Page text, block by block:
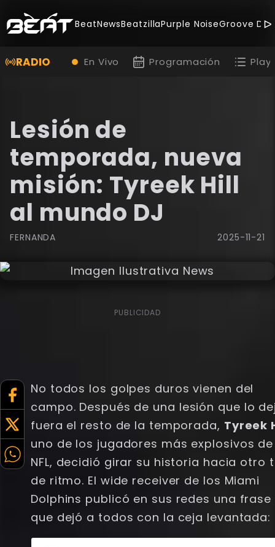
BeatNewsBeatzillaPurple NoiseGroove
RADIO En Vivo Programación
Lesión de
temporada, nueva
misión: Tyreek Hill
al mundo DJ
FERNANDA 2025-11-21
PUBLICIDAD
No todos los golpes duros vienen del
campo. Después de una lesión que lo
fuera el resto de la temporada, Tyreek
uno de los jugadores más explosivos
NFL, decidió girar su historia hacia otro
de ritmo. El wide receiver de los Miami
Dolphins publicó en sus redes una frase
que dejó a todos con la ceja levantada: